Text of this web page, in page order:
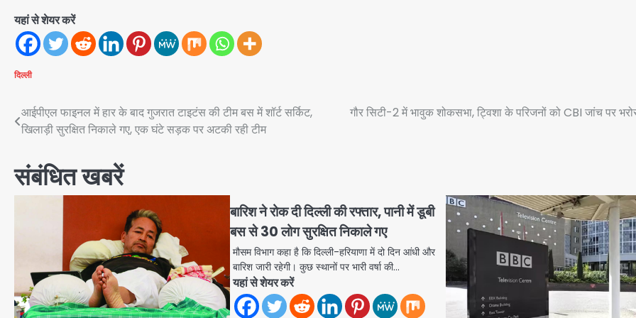
यहां से शेयर करें
दिल्ली
Post
navigation
आईपीएल फाइनल में हार के बाद गुजरात टाइटंस की टीम बस में शॉर्ट सर्किट,
खिलाड़ी सुरक्षित निकाले गए, एक घंटे सड़क पर अटकी रही टीम
गौर सिटी-2 में भावुक शोकसभा, ट्विशा के परिजनों को CBI जांच पर
संबंधित खबरें
बारिश ने रोक दी दिल्ली की रफ्तार, पानी में डूबी
बस से 30 लोग सुरक्षित निकाले गए
मौसम विभाग कहा है कि दिल्ली-हरियाणा में दो दिन आंधी और
बारिश जारी रहेगी। कुछ स्थानों पर भारी वर्षा की…
यहां से शेयर करें